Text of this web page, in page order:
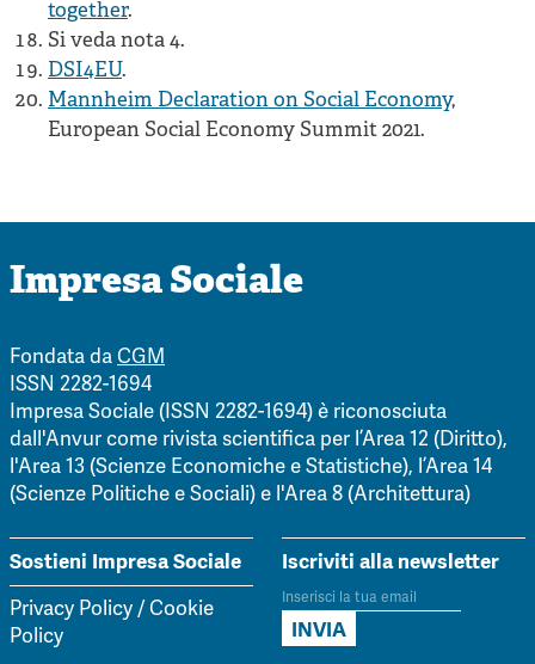
together.
Si veda nota 4.
DSI4EU.
Mannheim Declaration on Social Economy,
European Social Economy Summit 2021.
Impresa Sociale
Fondata daCGM
ISSN 2282-1694
Impresa Sociale (ISSN 2282-1694) è riconosciuta
dall'Anvur come rivista scientifica per l’Area 12 (Diritto),
l'Area 13 (Scienze Economiche e Statistiche), l’Area 14
(Scienze Politiche e Sociali) e l'Area 8 (Architettura)
Sostieni Impresa Sociale
Privacy Policy/Cookie
Policy
Iscriviti alla newsletter